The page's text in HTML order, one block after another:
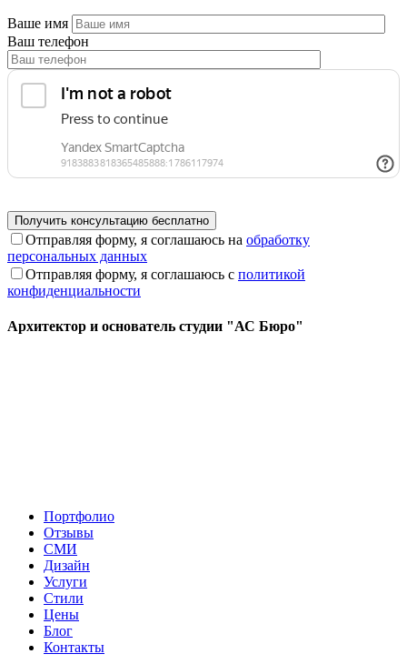
Ваше имя
Ваш телефон
Отправляя форму, я соглашаюсь на обработку
персональных данных
Отправляя форму, я соглашаюсь с политикой
конфиденциальности
Архитектор и основатель студии "АС Бюро"
Портфолио
Отзывы
СМИ
Дизайн
Услуги
Стили
Цены
Блог
Контакты